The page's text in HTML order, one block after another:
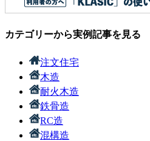
カテゴリーから実例記事を見る
注文住宅
木造
耐火木造
鉄骨造
RC造
混構造